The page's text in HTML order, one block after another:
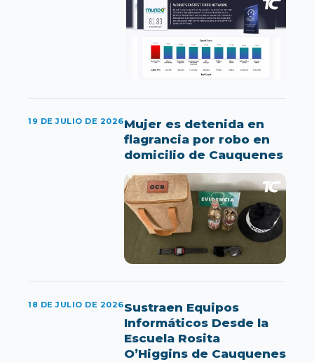
19 DE JULIO DE 2026Mujer es detenida en
flagrancia por robo en
domicilio de Cauquenes
18 DE JULIO DE 2026Sustraen Equipos
Informáticos Desde la
Escuela Rosita
O’Higgins de Cauquenes